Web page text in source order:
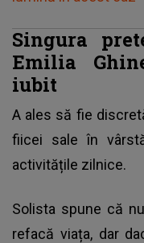
Singura
Emilia
iubit
A ales să fie
fiicei sale în
activitățile zilnice.
Solista spune că
refacă viața, dar